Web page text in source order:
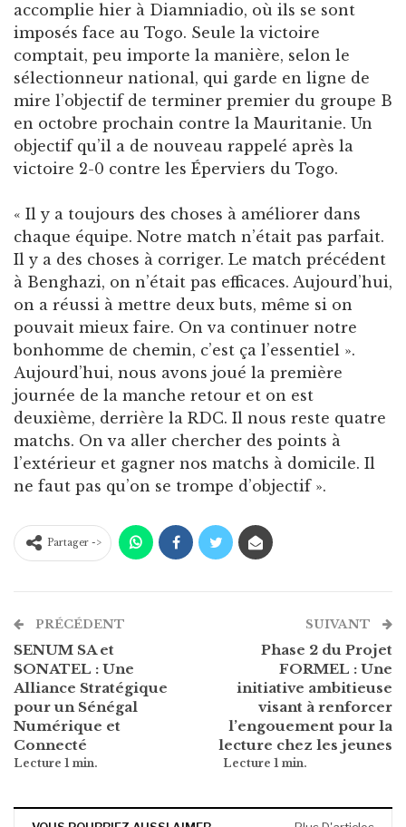
accomplie hier à Diamniadio, où ils se sont
imposés face au Togo. Seule la victoire
comptait, peu importe la manière, selon le
sélectionneur national, qui garde en ligne de
mire l’objectif de terminer premier du groupe B
en octobre prochain contre la Mauritanie. Un
objectif qu’il a de nouveau rappelé après la
victoire 2-0 contre les Éperviers du Togo.
« Il y a toujours des choses à améliorer dans
chaque équipe. Notre match n’était pas parfait.
Il y a des choses à corriger. Le match précédent
à Benghazi, on n’était pas efficaces. Aujourd’hui,
on a réussi à mettre deux buts, même si on
pouvait mieux faire. On va continuer notre
bonhomme de chemin, c’est ça l’essentiel ».
Aujourd’hui, nous avons joué la première
journée de la manche retour et on est
deuxième, derrière la RDC. Il nous reste quatre
matchs. On va aller chercher des points à
l’extérieur et gagner nos matchs à domicile. Il
ne faut pas qu’on se trompe d’objectif ».
Partager ->
PRÉCÉDENT
SENUM SA et
SONATEL : Une
Alliance Stratégique
pour un Sénégal
Numérique et
Connecté
SUIVANT
Phase 2 du Projet
FORMEL : Une
initiative ambitieuse
visant à renforcer
l’engouement pour la
lecture chez les jeunes